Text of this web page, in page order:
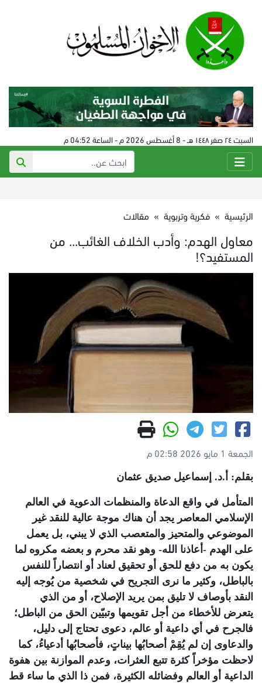
السبت ٢٤ صفر ١٤٤٨ هـ - 8 أغسطس 2026 م - الساعة 04:52 م
الرئيسية » فكرية وتربوية » مقالات
معاول الهدم: وأدب الخلاف الغائب... من
المستفيد؟!
الجمعة 1 مايو 2026 02:58 م
بقلم: أ.د. إسماعيل صديق عثمان
المتأمل في واقع الدعاة والمنظمات الدعوية في العالم
الإسلامي المعاصر يجد أن هناك موجة عالية للنقد غير
الموضوعي والمتحيز والمتعصب الذي لا يبني، بل يعمل
على الهدم -أعاذنا الله- وهو نقد محرم و بعضه مكروه لما
يكون به من دفع للحق أو تحقيق لعناد أو انتصاراً للنفس
بالباطل، وكثير ما نرى التجريح في شخصية من يُوجه إليه
النقد بأوصاف لا تليق بمن يريد الإصلاح، أو من الذي
يتعرض للأخطاء من أجل تقويمها وتبيّين الحق من الباطل؛
فالجرح في أي داعية أو عالم، دعوى تحتاج إلى دليل،
والدعاوى إن لم يُقِمْ أصحابُها بيناتٍ، فأصحابُها أدعياءُ، كما
لاحظت مؤخراً كثرة تتبع العثرات، وعدم الموازنة بين هفوة
الداعية أو العالم وفضائله الكثيرة، فمن ذا الذي ما ساء قط